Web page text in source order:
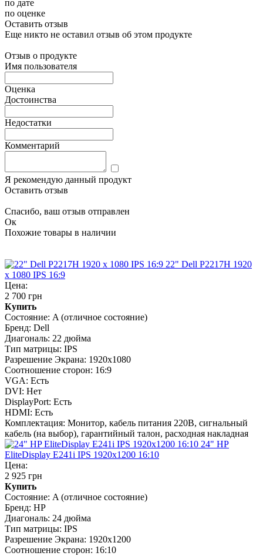
по дате
по оценке
Оставить отзыв
Еще никто не оставил отзыв об этом продукте
Отзыв о продукте
Имя пользователя
Оценка
Достоинства
Недостатки
Комментарий
Я рекомендую данный продукт
Оставить отзыв
Спасибо, ваш отзыв отправлен
Ок
Похожие товары в наличии
22" Dell P2217H 1920
x 1080 IPS 16:9
Цена:
2 700 грн
Купить
Состояние: A (отличное состояние)
Бренд: Dell
Диагональ: 22 дюйма
Тип матрицы: IPS
Разрешение Экрана: 1920x1080
Соотношение сторон: 16:9
VGA: Есть
DVI: Нет
DisplayPort: Есть
HDMI: Есть
Комплектация: Монитор, кабель питания 220В, сигнальный
кабель (на выбор), гарантийный талон, расходная накладная
24" HP
EliteDisplay E241i IPS 1920x1200 16:10
Цена:
2 925 грн
Купить
Состояние: A (отличное состояние)
Бренд: HP
Диагональ: 24 дюйма
Тип матрицы: IPS
Разрешение Экрана: 1920x1200
Соотношение сторон: 16:10